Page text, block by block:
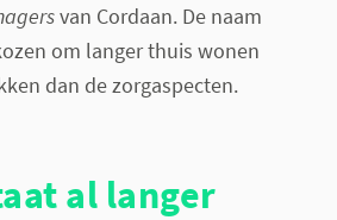
van Cordaan. De naam
om langer thuis wonen
dan de zorgaspecten.
al langer